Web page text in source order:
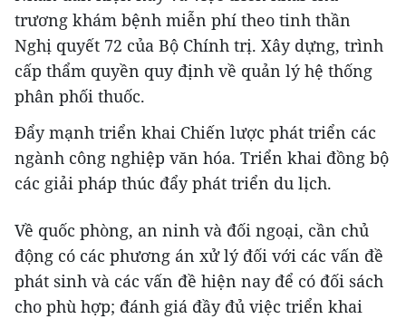
trương khám bệnh miễn phí theo tinh thần
Nghị quyết 72 của Bộ Chính trị. Xây dựng, trình
cấp thẩm quyền quy định về quản lý hệ thống
phân phối thuốc.
Đẩy mạnh triển khai Chiến lược phát triển các
ngành công nghiệp văn hóa. Triển khai đồng bộ
các giải pháp thúc đẩy phát triển du lịch.
Về quốc phòng, an ninh và đối ngoại, cần chủ
động có các phương án xử lý đối với các vấn đề
phát sinh và các vấn đề hiện nay để có đối sách
cho phù hợp; đánh giá đầy đủ việc triển khai